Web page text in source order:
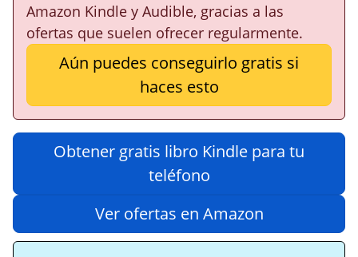
Amazon Kindle y Audible, gracias a las
ofertas que suelen ofrecer regularmente.
Aún puedes conseguirlo gratis si
haces esto
Obtener gratis libro Kindle para tu
teléfono
Ver ofertas en Amazon